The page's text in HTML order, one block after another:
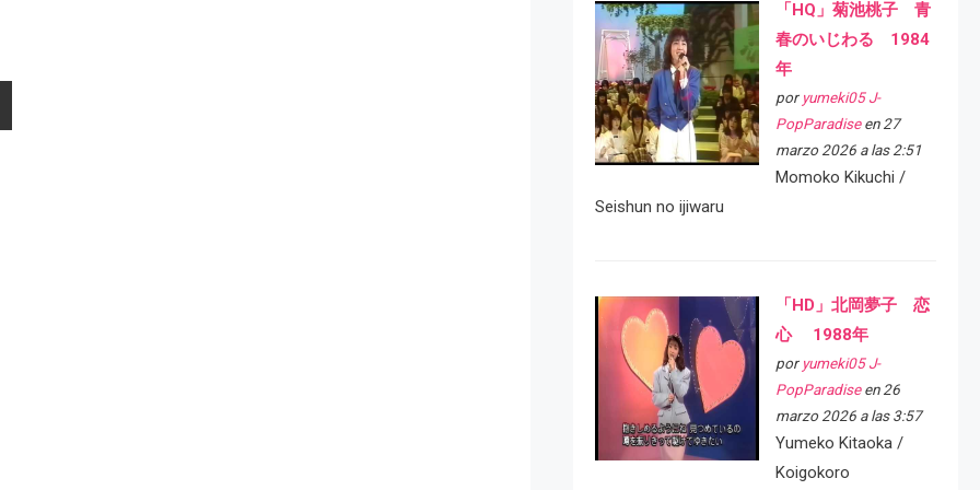
「HQ」菊池桃子 青
春のいじわる 1984
年
por yumeki05 J-
PopParadiseen 27
marzo 2026 a las 2:51
Momoko Kikuchi /
Seishun no ijiwaru
「HD」北岡夢子 恋
心 1988年
por yumeki05 J-
PopParadiseen 26
marzo 2026 a las 3:57
Yumeko Kitaoka /
Koigokoro